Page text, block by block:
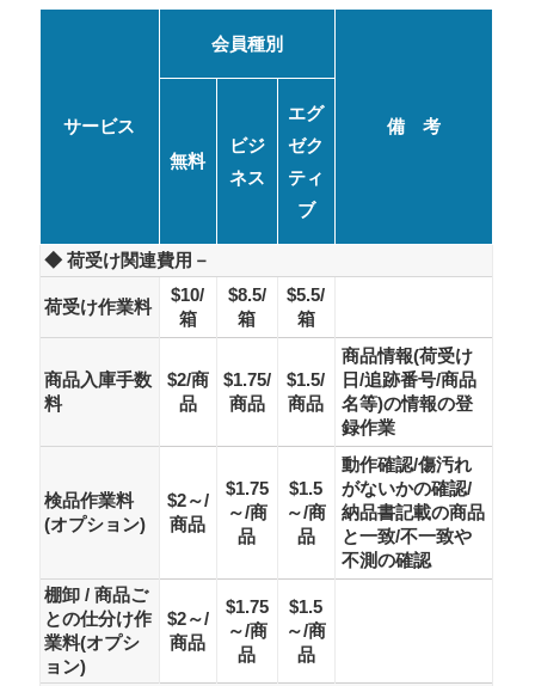
サービス
会員種別
備 考
無料
ビジ
ネス
エグ
ゼク
ティ
ブ
◆ 荷受け関連費用－
荷受け作業料
$10/
箱
$8.5/
箱
$5.5/
箱
商品入庫手数
料
$2/商
品
$1.75/
商品
$1.5/
商品
商品情報(荷受け
日/追跡番号/商品
名等)の情報の登
録作業
検品作業料
(オプション)
$2～/
商品
$1.75
～/商
品
$1.5
～/商
品
動作確認/傷汚れ
がないかの確認/
納品書記載の商品
と一致/不一致や
不測の確認
棚卸 / 商品ご
との仕分け作
業料(オプシ
ョン)
$2～/
商品
$1.75
～/商
品
$1.5
～/商
品